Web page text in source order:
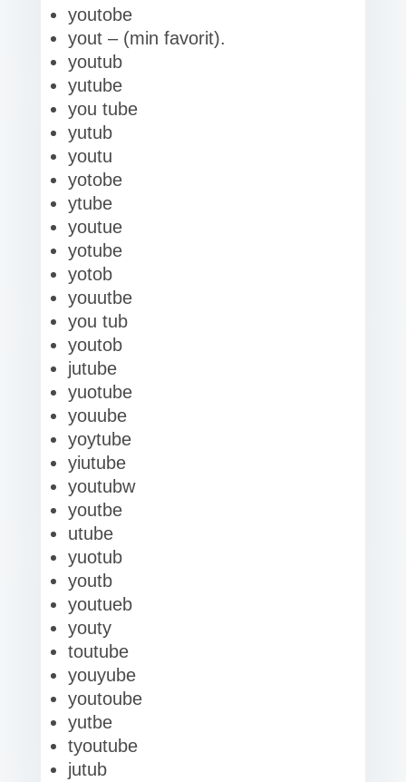
youtobe
yout – (min favorit).
youtub
yutube
you tube
yutub
youtu
yotobe
ytube
youtue
yotube
yotob
youutbe
you tub
youtob
jutube
yuotube
youube
yoytube
yiutube
youtubw
youtbe
utube
yuotub
youtb
youtueb
youty
toutube
youyube
youtoube
yutbe
tyoutube
jutub